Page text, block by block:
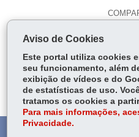
Voltar Início
Aviso de Cookies
Este portal utiliza cookies
seu funcionamento, além
exibição de vídeos e do
de estatísticas de uso.
tratamos os cookies a
Para mais informações,
Privacidade.